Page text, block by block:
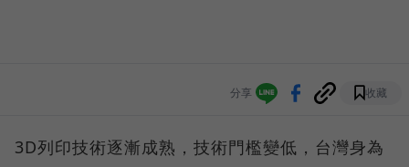
分享 收藏
3D列印技術逐漸成熟，技術門檻變低，台灣身為